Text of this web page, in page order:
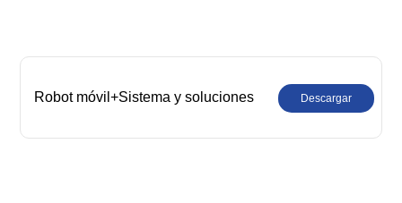
Robot móvil+Sistema y soluciones Descargar